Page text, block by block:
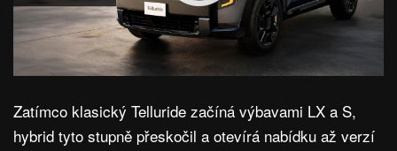
Zatímco klasický Telluride začíná výbavami LX a S,
hybrid tyto stupně přeskočil a otevírá nabídku až verzí